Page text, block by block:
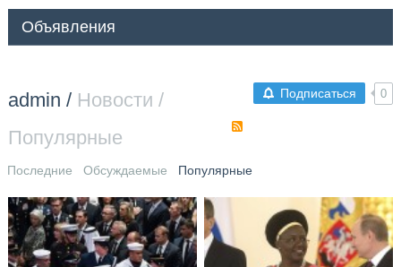
Объявления
Подписаться 0
admin / Новости /
Популярные
Последние Обсуждаемые Популярные